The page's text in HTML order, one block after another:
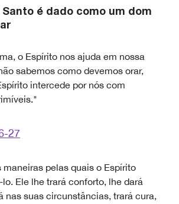
Santo é dado como um dom
o Espírito nos ajuda em nossa
sabemos como devemos orar,
intercede por nós com
27
maneiras pelas quais o Espírito
Ele lhe trará conforto, lhe dará
nas suas circunstâncias, trará cura,